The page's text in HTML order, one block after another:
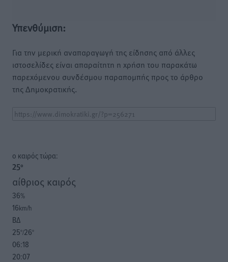
Υπενθύμιση:
Για την μερική αναπαραγωγή της είδησης από άλλες
ιστοσελίδες είναι απαραίτητη η χρήση του παρακάτω
παρεχόμενου συνδέσμου παραπομπής προς το άρθρο
της Δημοκρατικής.
o καιρός τώρα:
25°
αίθριος καιρός
36%
16km/h
ΒΔ
25°/26°
06:18
20:07